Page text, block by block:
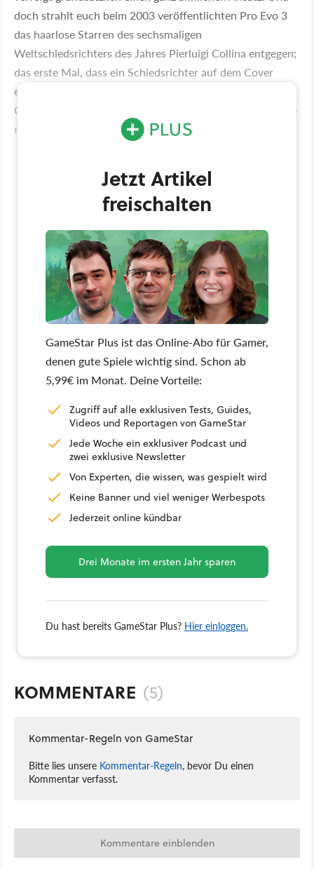
doch strahlt euch beim 2003 veröffentlichten Pro Evo 3
das haarlose Starren des sechsmaligen
Weltschiedsrichters des Jahres Pierluigi Collina entgegen;
das erste Mal, dass ein Schiedsrichter auf dem Cover
eines Fußballspiels vertreten war. Übrigens nur auf dem
Cover, denn im Spiel an sich kommt er dann bizarrerweise
nicht vor.
Jetzt Artikel
freischalten
GameStar Plus ist das Online-Abo für Gamer,
denen gute Spiele wichtig sind. Schon ab
5,99€ im Monat. Deine Vorteile:
Zugriff auf alle exklusiven Tests, Guides,
Videos und Reportagen von GameStar
Jede Woche ein exklusiver Podcast und
zwei exklusive Newsletter
Von Experten, die wissen, was gespielt wird
Keine Banner und viel weniger Werbespots
Jederzeit online kündbar
Drei Monate im ersten Jahr sparen
Du hast bereits GameStar Plus? Hier einloggen.
KOMMENTARE (5)
Kommentar-Regeln von GameStar
Bitte lies unsere Kommentar-Regeln, bevor Du einen
Kommentar verfasst.
Kommentare einblenden